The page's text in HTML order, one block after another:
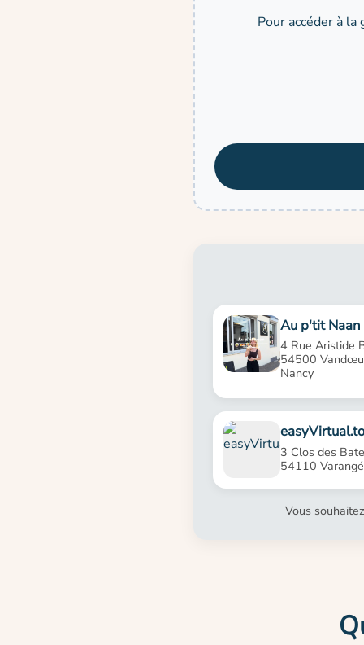
Pour accéder à
Au p'tit Naan
4 Rue Aristide
54500
Nancy
3 Clos des
54110
Vous